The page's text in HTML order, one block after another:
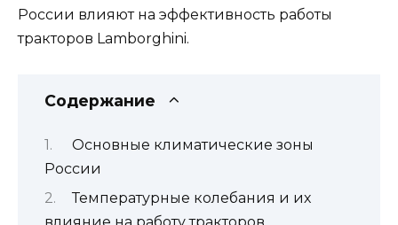
России влияют на эффективность работы
тракторов Lamborghini.
Содержание
Основные климатические зоны
России
Температурные колебания и их